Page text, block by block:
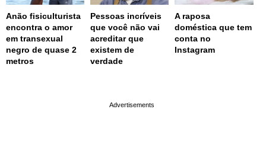
Anão fisiculturista
encontra o amor
em transexual
negro de quase 2
metros
Pessoas incríveis
que você não vai
acreditar que
existem de
verdade
A raposa
doméstica que tem
conta no
Instagram